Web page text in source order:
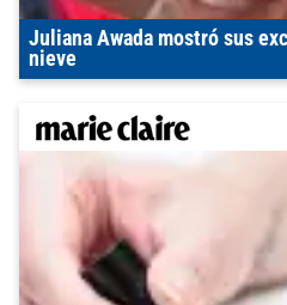
Juliana Awada mostró sus
nieve